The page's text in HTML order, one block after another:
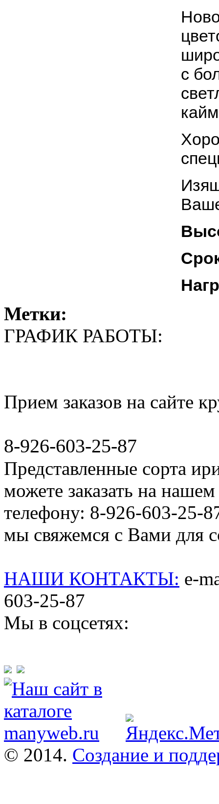
с
Метки:
ГРАФИК РАБОТЫ:
Прием заказов на сайте
8-926-603-25-87
Представленные сорта
можете заказать на
телефону: 8-926-603-25-
мы свяжемся с Вами для
НАШИ КОНТАКТЫ: e-
603-25-87
Мы в соцсетях:
© 2014. Создание и